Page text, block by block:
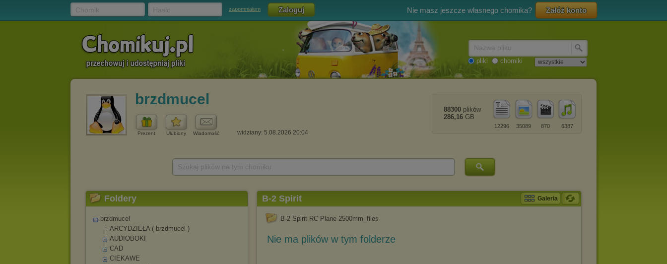
zapomniałem Nie masz jeszcze własnego chomika? Załóż konto
pliki chomiki
brzdmucel
Prezent Ulubiony Wiadomość widziany: 5.08.2026 20:04
6387
870
35089
12296
88300 plików
286,16 GB
Foldery
brzdmucel
ARCYDZIEŁA ( brzdmucel )
AUDIOBOKI
CAD
CIEKAWE
B-2 Spirit Galeria
B-2 Spirit RC Plane 2500mm_files
Nie ma plików w tym folderze